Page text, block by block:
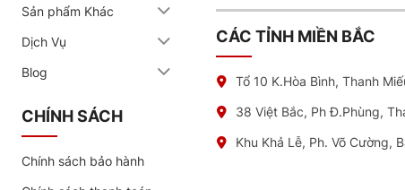
đang dao động từ 4,323,000 đồng mỗi chiếc nếu chủ xe thay
dịch vụ tại đơn vị chúng tôi, quý khách được hưởng chính sách
Goodyear EfficientGrip SUV hay Pirelli Scorpion Verde, có giá
lượng vượt trội mà hãng đem lại. Sản phẩm được chế tạo từ
nhỉnh hơn đôi chút có lẽ khiến nhiều khách hàng phân vân,
V? Hãy cân nhắc dòng Michelin Primacy SUV+ – sự kết hợp giữa
Sản phẩm Khác
Dịch Vụ
Blog
CHÍNH SÁCH
Chính sách bảo hành
CÁC TỈNH MIỀN BẮC
Tổ 10 K.Hòa Bình, Thanh
38 Việt Bắc, Ph Đ.Phùng,
Khu Khả Lễ, Ph. Võ Cường,